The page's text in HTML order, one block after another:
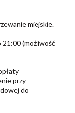
miejskie.
(możliwość
przy
do